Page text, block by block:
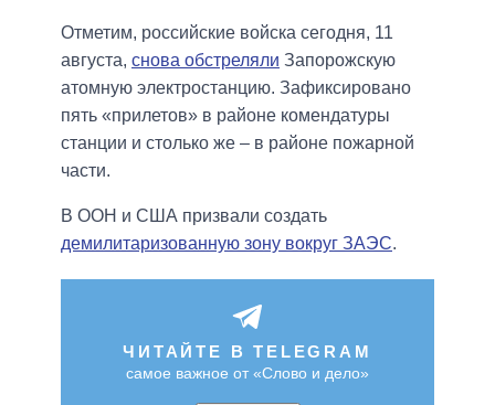
Отметим, российские войска сегодня, 11
августа, снова обстреляли Запорожскую
атомную электростанцию. Зафиксировано
пять «прилетов» в районе комендатуры
станции и столько же – в районе пожарной
части.
В ООН и США призвали создать
демилитаризованную зону вокруг ЗАЭС.
ЧИТАЙТЕ В TELEGRAM
самое важное от «Слово и дело»